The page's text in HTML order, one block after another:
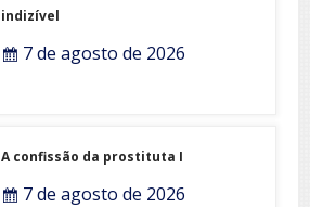
indizível
7 de agosto de 2026
A confissão da prostituta I
7 de agosto de 2026